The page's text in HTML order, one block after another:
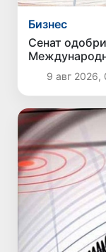
Бизнес
Сенат
технологий
9 авг 2026,